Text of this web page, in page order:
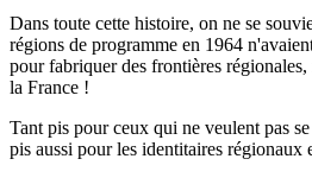
Dans toute cette histoire, on ne se
régions de programme en 1964
pour fabriquer des frontières
la France !
Tant pis pour ceux qui ne veulent pas
pis aussi pour les identitaires régionaux